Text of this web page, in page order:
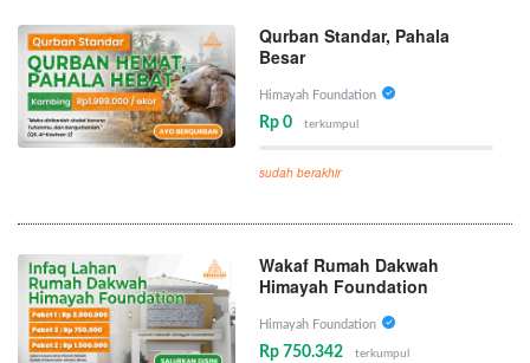
Qurban Standar, Pahala
Besar
Himayah Foundation
Rp 0 terkumpul
sudah berakhir
Wakaf Rumah Dakwah
Himayah Foundation
Himayah Foundation
Rp 750.342 terkumpul